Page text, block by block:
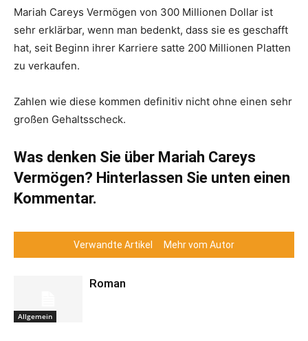
Mariah Careys Vermögen von 300 Millionen Dollar ist
sehr erklärbar, wenn man bedenkt, dass sie es geschafft
hat, seit Beginn ihrer Karriere satte 200 Millionen Platten
zu verkaufen.
Zahlen wie diese kommen definitiv nicht ohne einen sehr
großen Gehaltsscheck.
Was denken Sie über Mariah Careys
Vermögen? Hinterlassen Sie unten einen
Kommentar.
Verwandte Artikel Mehr vom Autor
Allgemein
Roman